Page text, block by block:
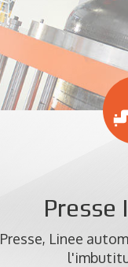
Presse
Presse, Linee